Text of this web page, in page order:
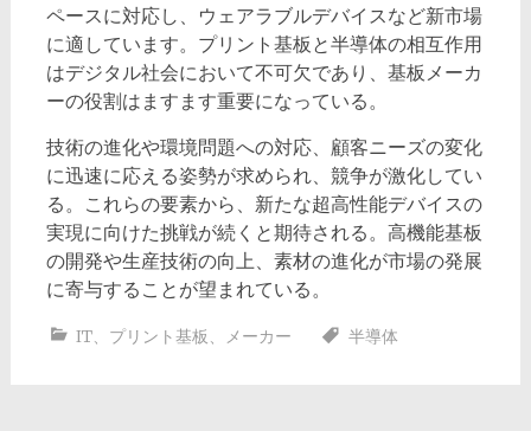
ペースに対応し、ウェアラブルデバイスなど新市場
に適しています。プリント基板と半導体の相互作用
はデジタル社会において不可欠であり、基板メーカ
ーの役割はますます重要になっている。
技術の進化や環境問題への対応、顧客ニーズの変化
に迅速に応える姿勢が求められ、競争が激化してい
る。これらの要素から、新たな超高性能デバイスの
実現に向けた挑戦が続くと期待される。高機能基板
の開発や生産技術の向上、素材の進化が市場の発展
に寄与することが望まれている。
IT、 プリント基板 、 メーカー 半導体